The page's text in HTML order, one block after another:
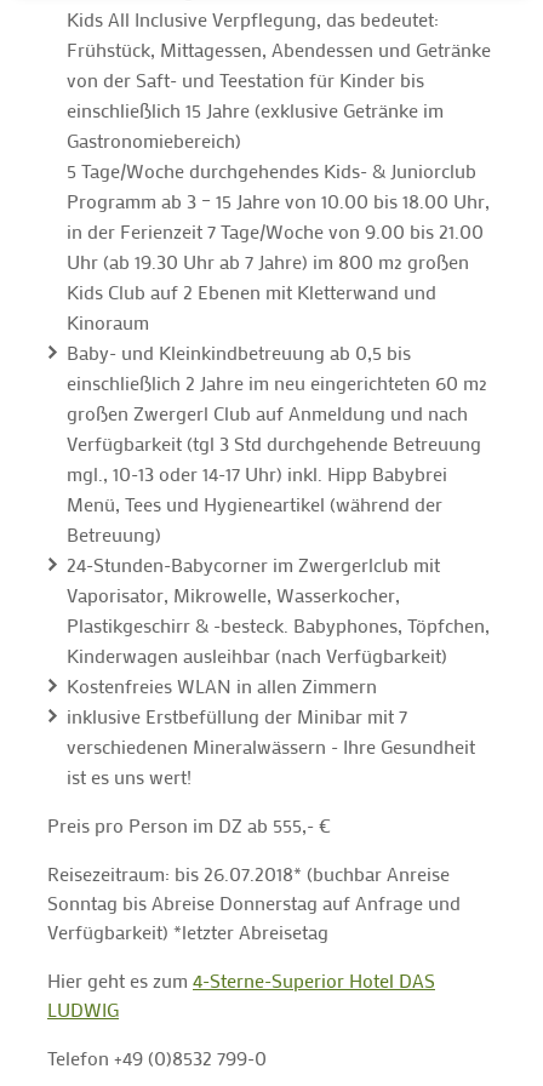
Kids All Inclusive Verpflegung, das bedeutet:
Frühstück, Mittagessen, Abendessen und Getränke
von der Saft- und Teestation für Kinder bis
einschließlich 15 Jahre (exklusive Getränke im
Gastronomiebereich)
5 Tage/Woche durchgehendes Kids- & Juniorclub
Programm ab 3 – 15 Jahre von 10.00 bis 18.00 Uhr,
in der Ferienzeit 7 Tage/Woche von 9.00 bis 21.00
Uhr (ab 19.30 Uhr ab 7 Jahre) im 800 m² großen
Kids Club auf 2 Ebenen mit Kletterwand und
Kinoraum
Baby- und Kleinkindbetreuung ab 0,5 bis
einschließlich 2 Jahre im neu eingerichteten 60 m²
großen Zwergerl Club auf Anmeldung und nach
Verfügbarkeit (tgl 3 Std durchgehende Betreuung
mgl., 10-13 oder 14-17 Uhr) inkl. Hipp Babybrei
Menü, Tees und Hygieneartikel (während der
Betreuung)
24-Stunden-Babycorner im Zwergerlclub mit
Vaporisator, Mikrowelle, Wasserkocher,
Plastikgeschirr & -besteck. Babyphones, Töpfchen,
Kinderwagen ausleihbar (nach Verfügbarkeit)
Kostenfreies WLAN in allen Zimmern
inklusive Erstbefüllung der Minibar mit 7
verschiedenen Mineralwässern - Ihre Gesundheit
ist es uns wert!
Preis pro Person im DZ ab 555,- €
Reisezeitraum: bis 26.07.2018* (buchbar Anreise
Sonntag bis Abreise Donnerstag auf Anfrage und
Verfügbarkeit) *letzter Abreisetag
Hier geht es zum 4-Sterne-Superior Hotel DAS
LUDWIG
Telefon +49 (0)8532 799-0